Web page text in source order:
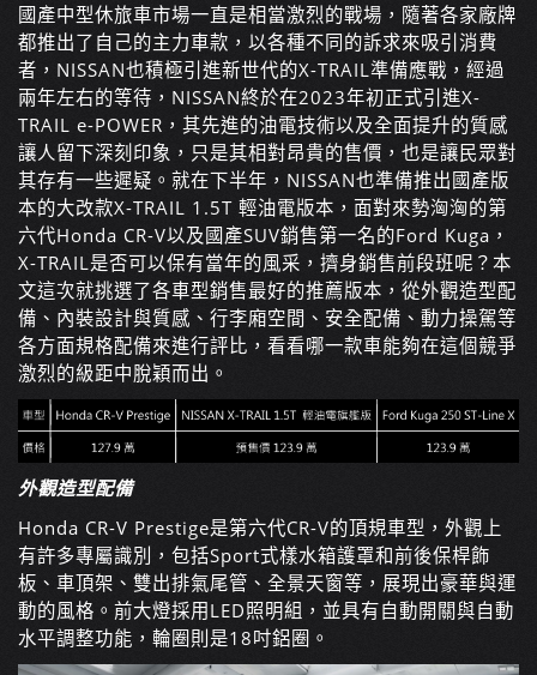
國產中型休旅車市場一直是相當激烈的戰場，隨著各家廠牌
都推出了自己的主力車款，以各種不同的訴求來吸引消費
者， NISSAN也積極引進新世代的X-TRAIL準備應戰，經過
兩年左右的等待， NISSAN終於在2023年初正式引進X-
TRAIL e-POWER ，其先進的油電技術以及全面提升的質感
讓人留下深刻印象，只是其相對昂貴的售價，也是讓民眾對
其存有一些遲疑。就在下半年， NISSAN也準備推出國產版
本的大改款X-TRAIL 1.5T 輕油電版本，面對來勢洶洶的第
六代Honda CR-V以及國產SUV銷售第一名的Ford Kuga ，
X-TRAIL是否可以保有當年的風采，擠身銷售前段班呢？本
文這次就挑選了各車型銷售最好的推薦版本，從外觀造型配
備、內裝設計與質感、行李廂空間、安全配備、動力操駕等
各方面規格配備來進行評比，看看哪一款車能夠在這個競爭
激烈的級距中脫穎而出。
外觀造型配備
Honda CR-V Prestige是第六代CR-V的頂規車型，外觀上
有許多專屬識別，包括Sport式樣水箱護罩和前後保桿飾
板、車頂架、雙出排氣尾管、全景天窗等，展現出豪華與運
動的風格。前大燈採用LED照明組，並具有自動開關與自動
水平調整功能，輪圈則是18吋鋁圈。